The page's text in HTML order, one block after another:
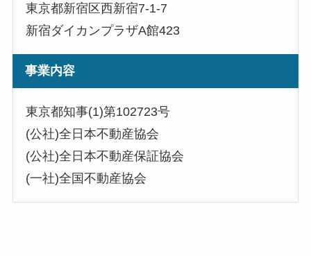
東京都新宿区西新宿7-1-7
新宿ダイカンプラザA館423
事業内容
東京都知事(1)第102723号
(公社)全日本不動産協会
(公社)全日本不動産保証協会
(一社)全国不動産協会